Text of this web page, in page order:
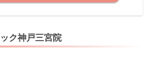
ク神戸三宮院